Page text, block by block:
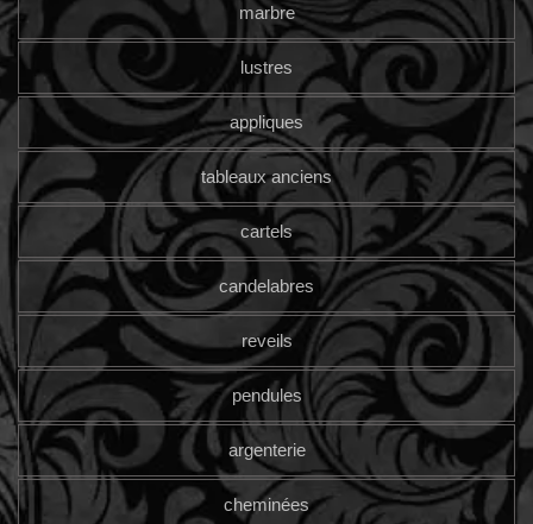
marbre
lustres
appliques
tableaux anciens
cartels
candelabres
reveils
pendules
argenterie
cheminées